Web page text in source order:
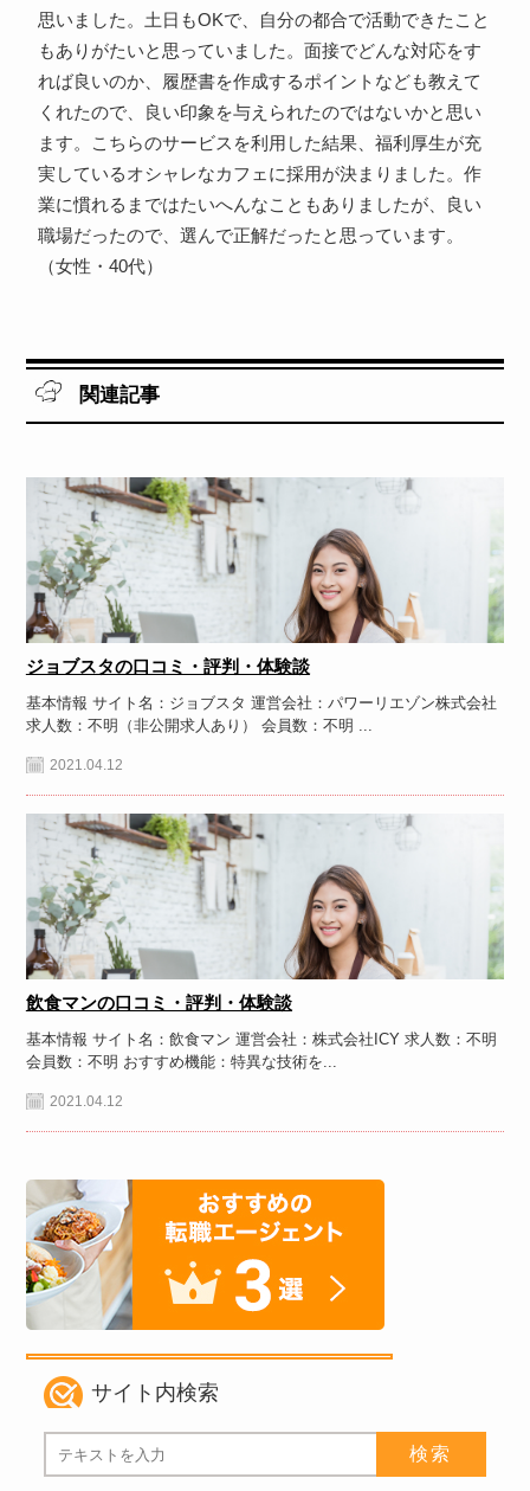
思いました。土日もOKで、自分の都合で活動できたこと
もありがたいと思っていました。面接でどんな対応をす
れば良いのか、履歴書を作成するポイントなども教えて
くれたので、良い印象を与えられたのではないかと思い
ます。こちらのサービスを利用した結果、福利厚生が充
実しているオシャレなカフェに採用が決まりました。作
業に慣れるまではたいへんなこともありましたが、良い
職場だったので、選んで正解だったと思っています。
（女性・40代）
関連記事
ジョブスタの口コミ・評判・体験談
基本情報 サイト名：ジョブスタ 運営会社：パワーリエゾン株式会社
求人数：不明（非公開求人あり） 会員数：不明 ...
2021.04.12
飲食マンの口コミ・評判・体験談
基本情報 サイト名：飲食マン 運営会社：株式会社ICY 求人数：不明
会員数：不明 おすすめ機能：特異な技術を...
2021.04.12
サイト内検索